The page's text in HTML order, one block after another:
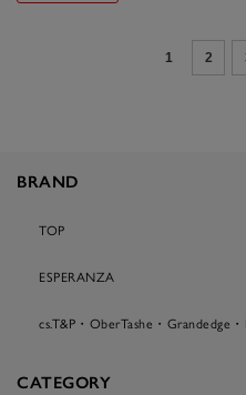
1 2
BRAND
TOP
ESPERANZA
cs.T&P・OberTashe・Grandedge
CATEGORY